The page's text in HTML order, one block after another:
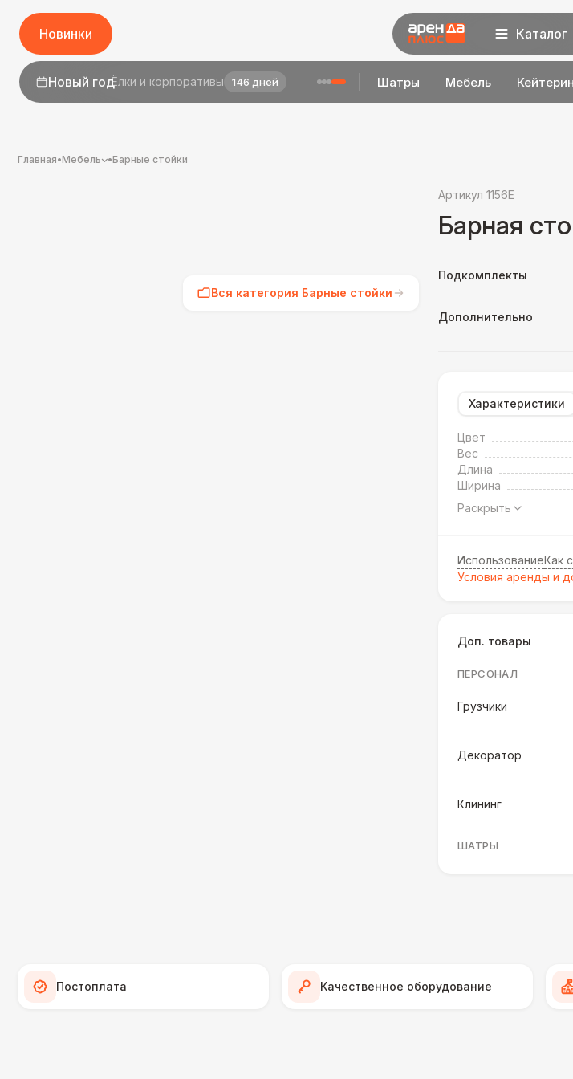
Новинки
1 сентябряДень знаний 24 дня Шатры Мебель
Каталог
Главная•Мебель •Барные стойки
Вся категория Барные стойки
Артикул 1156E
Барная
Подкомплекты
Дополнительно
Характеристики
Цвет
Вес
Длина
Ширина
Раскрыть
ИспользованиеКак
Условия аренды и
Доп. товары
ПЕРСОНАЛ
Грузчики
Декоратор
Клининг
ШАТРЫ
Постоплата Качественное оборудование